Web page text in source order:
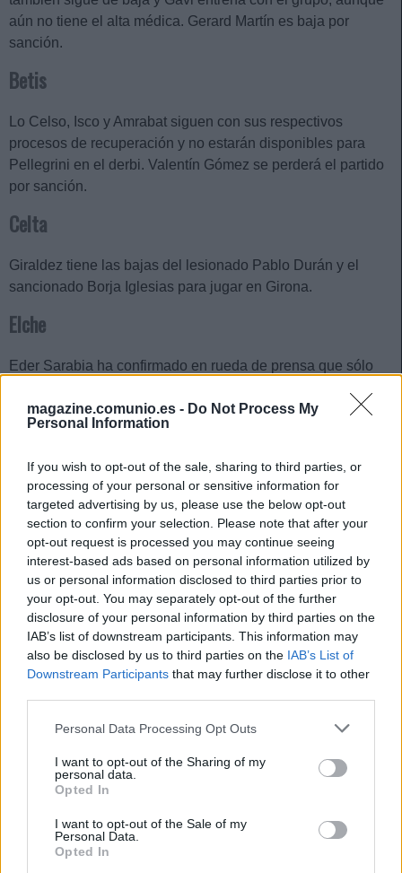
magazine.comunio.es - Do Not Process My
Personal Information
If you wish to opt-out of the sale, sharing to third parties, or
processing of your personal or sensitive information for
targeted advertising by us, please use the below opt-out
section to confirm your selection. Please note that after your
opt-out request is processed you may continue seeing
interest-based ads based on personal information utilized by
us or personal information disclosed to third parties prior to
your opt-out. You may separately opt-out of the further
disclosure of your personal information by third parties on the
IAB’s list of downstream participants. This information may
also be disclosed by us to third parties on the IAB’s List of
Downstream Participants that may further disclose it to other
Please note that this website/app uses one or more Google
not limited to your visit or usage behaviour. You may click to
grant or deny consent to Google and its third-party tags to
use your data for below specified purposes in below Google
consent section.
Personal Data Processing Opt Outs
I want to opt-out of the Sharing of my
personal data.
Opted In
I want to opt-out of the Sale of my
Personal Data.
Opted In
aún no tiene el alta médica. Gerard Martín es baja por
sanción.
Betis
Lo Celso, Isco y Amrabat siguen con sus respectivos
procesos de recuperación y no estarán disponibles para
Pellegrini en el derbi. Valentín Gómez se perderá el partido
por sanción.
Celta
Giraldez tiene las bajas del lesionado Pablo Durán y el
sancionado Borja Iglesias para jugar en Girona.
Elche
Eder Sarabia ha confirmado en rueda de prensa que sólo
podrá contar con el sancionado Yago Santiago.
Cuatro delanteros y un
centrocampista forman el quinteto
de mejores jugadores de febrero
en Comunio (jornadas 22-25).
Espanyol
Getafe
Los azulones siguen teniendo las bajas de los lesionados
Kamara, Borja Mayoral y Davinchi. Además, Abqar estará
no podrá jugar contra el Real Madrid al ser expulsado en la
jornada 25.